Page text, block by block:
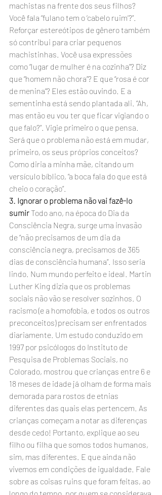
machistas na frente dos seus filhos?
Você fala “fulano tem o ‘cabelo ruim’?”.
Reforçar estereótipos de gênero também
só contribui para criar pequenos
machistinhas. Você usa expressões
como “lugar de mulher é na cozinha”? Diz
que “homem não chora”? E que “rosa é cor
de menina”? Eles estão ouvindo. E a
sementinha está sendo plantada ali. “Ah,
mas então eu vou ter que ficar vigiando o
que falo?”. Vigie primeiro o que pensa.
Será que o problema não está em mudar,
primeiro, os seus próprios conceitos?
Como diria a minha mãe, citando um
versículo bíblico, “a boca fala do que está
cheio o coração”.
3. Ignorar o problema não vai fazê-lo
sumir Todo ano, na época do Dia da
Consciência Negra, surge uma invasão
de “não precisamos de um dia da
consciência negra, precisamos de 365
dias de consciência humana”. Isso seria
lindo. Num mundo perfeito e ideal. Martin
Luther King dizia que os problemas
sociais não vão se resolver sozinhos. O
racismo (e a homofobia, e todos os outros
preconceitos) precisam ser enfrentados
diariamente. Um estudo conduzido em
1997 por psicólogos do Instituto de
Pesquisa de Problemas Sociais, no
Colorado, mostrou que crianças entre 6 e
18 meses de idade já olham de forma mais
demorada para rostos de etnias
diferentes das quais elas pertencem. As
crianças começam a notar as diferenças
desde cedo! Portanto, explique ao seu
filho ou filha que somos todos humanos,
sim, mas diferentes. E que ainda não
vivemos em condições de igualdade. Fale
sobre as coisas ruins que foram feitas, ao